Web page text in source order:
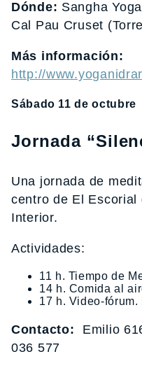
Dónde: Sangha
Cal Pau Cruset
Más información:
http://
Sábado 11 de octubre
Jornada
Una jornada de
centro de El Escorial
Interior.
Actividades:
11 h. Tiempo de
14 h. Comida al
17 h. Video-fórum.
Contacto: Emilio
036 577